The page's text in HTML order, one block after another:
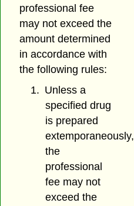
professional fee
may not exceed the
amount determined
in accordance with
the following rules:
1. Unless a
specified drug
is prepared
extemporaneously,
the
professional
fee may not
exceed the